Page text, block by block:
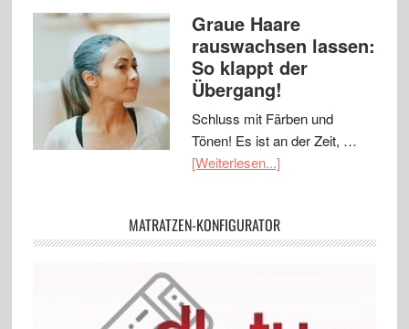
Graue Haare
rauswachsen lassen:
So klappt der
Übergang!
Schluss mit Färben und
Tönen! Es ist an der Zeit, …
[Weiterlesen...]
MATRATZEN-KONFIGURATOR